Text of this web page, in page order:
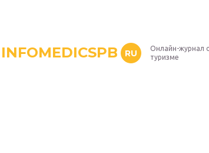
INFOMEDICSPB RU
Онлайн-журнал
туризме